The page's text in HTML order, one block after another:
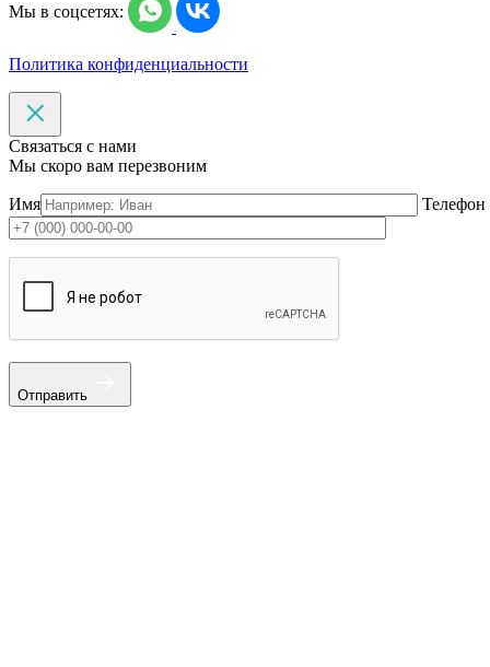
Мы в соцсетях:
Политика конфиденциальности
Связаться с нами
Мы скоро вам перезвоним
Имя Телефон
Отправить